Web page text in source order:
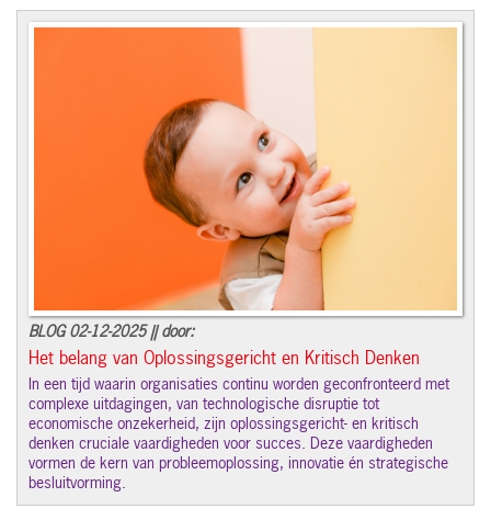
BLOG 02-12-2025 || door:
Het belang van Oplossingsgericht en Kritisch Denken
In een tijd waarin organisaties continu worden geconfronteerd met
complexe uitdagingen, van technologische disruptie tot
economische onzekerheid, zijn oplossingsgericht- en kritisch
denken cruciale vaardigheden voor succes. Deze vaardigheden
vormen de kern van probleemoplossing, innovatie én strategische
besluitvorming.